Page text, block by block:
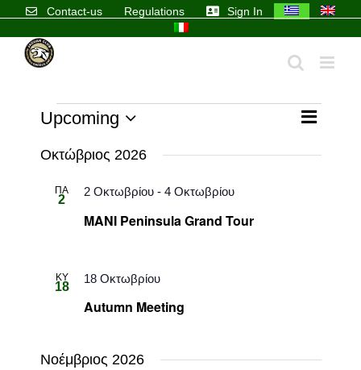
content
Contact-us Regulations Sign In
Events
Views
Event
List
Upcoming
Select
Οκτώβριος 2026
ΠΑ
2
MANI Peninsula Grand Tour
2 Οκτωβρίου- 4 Οκτωβρίου
ΚΥ
18
Autumn Meeting
18 Οκτωβρίου
Νοέμβριος 2026